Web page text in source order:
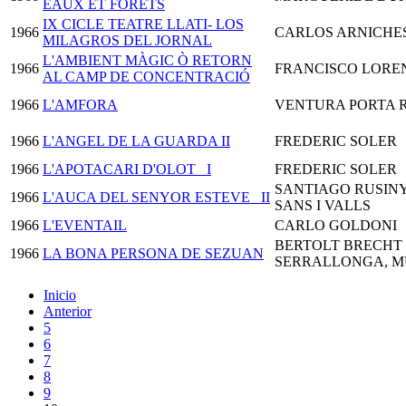
EAUX ET FORETS
1966
IX CICLE TEATRE LLATI- LOS
MILAGROS DEL JORNAL
CARLOS
1966
L'AMBIENT MÀGIC Ò RETORN
AL CAMP DE CONCENTRACIÓ
FRANCISCO
1966 L'AMFORA VENTURA PORTA
1966 L'ANGEL DE LA GUARDA II
FREDERIC SOLER
1966 L'APOTACARI D'OLOT_ I
FREDERIC SOLER
1966 L'AUCA DEL SENYOR ESTEVE_ II
SANTIAGO
SANS I VALLS
1966 L'EVENTAIL
CARLO GOLDONI
1966 LA BONA PERSONA DE SEZUAN
BERTOLT
SERRALLONGA,
Inicio
Anterior
5
6
7
8
9